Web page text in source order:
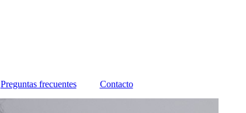
Preguntas frecuentes Contacto